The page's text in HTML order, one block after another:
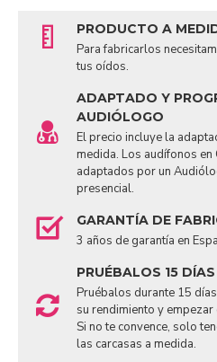
PRODUCTO A
Para fabricarlos
tus oídos.
ADAPTADO Y
AUDIÓLOGO
El precio incluye la
medida. Los audífonos
adaptados por un
presencial.
GARANTÍA DE
3 años de garantía en
PRUÉBALOS 15 DÍAS
Pruébalos durante 15
su rendimiento y
Si no te convence, solo
las carcasas a medida.